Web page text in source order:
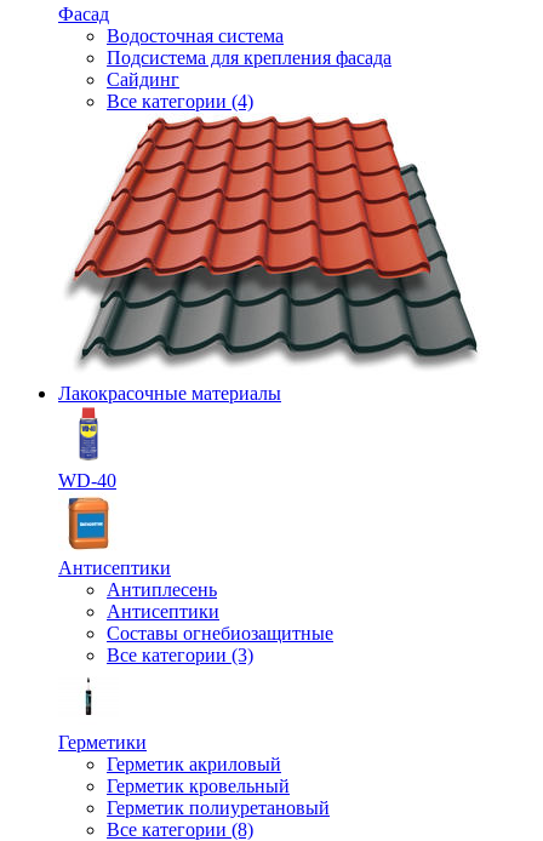
Фасад
Водосточная система
Подсистема для крепления фасада
Сайдинг
Все категории (4)
Лакокрасочные материалы
WD-40
Антисептики
Антиплесень
Антисептики
Составы огнебиозащитные
Все категории (3)
Герметики
Герметик акриловый
Герметик кровельный
Герметик полиуретановый
Все категории (8)